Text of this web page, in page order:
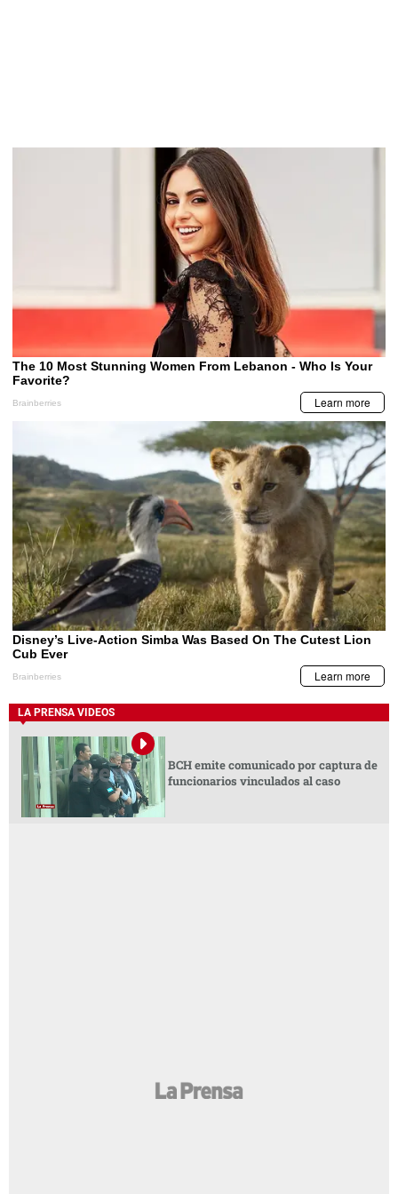
LA PRENSA VIDEOS
BCH emite comunicado por captura de
funcionarios vinculados al caso